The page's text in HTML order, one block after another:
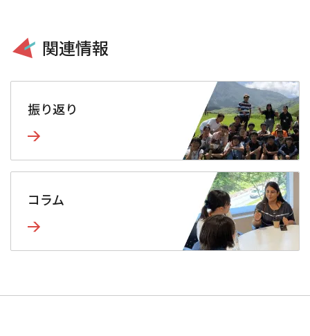
関連情報
振り返り
コラム